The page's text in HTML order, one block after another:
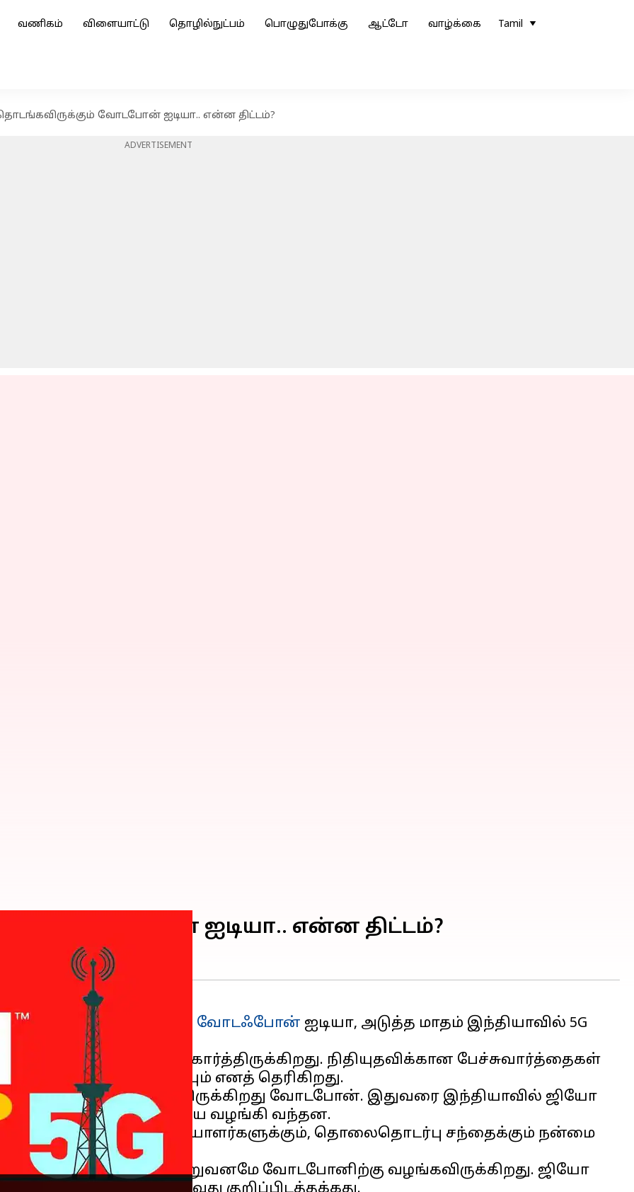
வணிகம் விளையாட்டு தொழில்நுட்பம் பொழுதுபோக்கு ஆட்டோ வாழ்க்கை Tamil
வோடபோன் ஐடியா.. என்ன திட்டம்?
ADVERTISEMENT
வோடபோன் ஐடியா.. என்ன திட்டம்?
நிறுவனமான வோடஃபோன் ஐடியா, அடுத்த மாதம் இந்தியாவில் 5G
அந்நிறுவனம் கைகோர்த்திருக்கிறது. நிதியுதவிக்கான பேச்சுவார்த்தைகள்
மாதம் நிறைவடையும் எனத் தெரிகிறது.
தொடங்கவிருக்கிறது வோடபோன். இதுவரை இந்தியாவில் ஜியோ
மட்டுமே 5G சேவையை வழங்கி வந்தன.
வழங்குவது வாடிக்கையாளர்களுக்கும், தொலைதொடர்பு சந்தைக்கும் நன்மை
நோக்கியா நிறுவனமே வோடபோனிற்கு வழங்கவிருக்கிறது. ஜியோ